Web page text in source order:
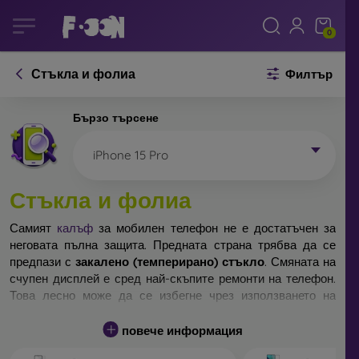
0
Стъкла и фолиа Филтър
Бързо търсене
iPhone 15 Pro
Стъкла и фолиа
Самият калъф за мобилен телефон не е достатъчен за
неговата пълна защита. Предната страна трябва да се
предпази с закалено (темперирано) стъкло. Смяната на
счупен дисплей е сред най-скъпите ремонти на телефон.
Това лесно може да се избегне чрез използването на
Неразбиваемо стъкло за телефон не съществува, но при
повече информация